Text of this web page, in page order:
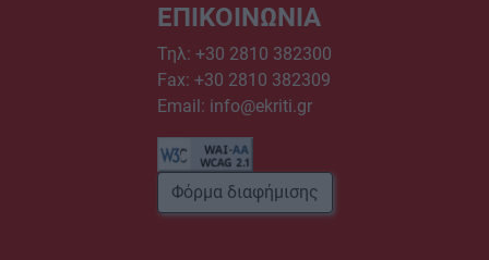
ΕΠΙΚΟΙΝΩΝΙΑ
Τηλ: +30 2810 382300
Fax: +30 2810 382309
Email: info@ekriti.gr
Φόρμα διαφήμισης